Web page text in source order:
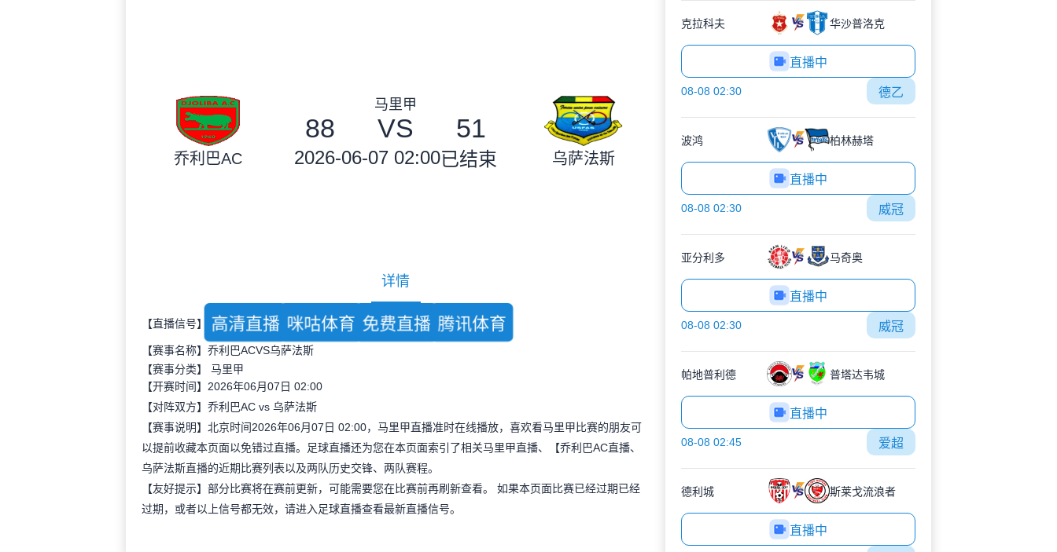
乔利巴AC
马里甲
88 VS 51
2026-06-07 02:00已结束 乌萨法斯
详情
【直播信号】 高清直播 咪咕体育 免费直播 腾讯体育
【赛事名称】乔利巴ACVS乌萨法斯
【赛事分类】 马里甲
【开赛时间】2026年06月07日 02:00
【对阵双方】乔利巴AC vs 乌萨法斯
【赛事说明】北京时间2026年06月07日 02:00，马里甲直播准时在线播放，喜欢看马里甲比赛的朋友可
以提前收藏本页面以免错过直播。足球直播还为您在本页面索引了相关马里甲直播、【乔利巴AC直播、
乌萨法斯直播的近期比赛列表以及两队历史交锋、两队赛程。
【友好提示】部分比赛将在赛前更新，可能需要您在比赛前再刷新查看。 如果本页面比赛已经过期已经
过期，或者以上信号都无效，请进入足球直播查看最新直播信号。
克拉科夫 华沙普洛克
直播中
08-08 02:30 德乙
波鸿 柏林赫塔
直播中
08-08 02:30 威冠
亚分利多 马奇奥
直播中
08-08 02:30 威冠
帕地普利德 普塔达韦城
直播中
08-08 02:45 爱超
德利城 斯莱戈流浪者
直播中